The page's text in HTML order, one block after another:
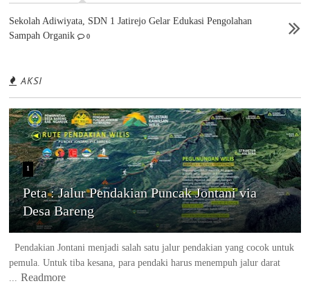
Sekolah Adiwiyata, SDN 1 Jatirejo Gelar Edukasi Pengolahan
Sampah Organik
0
AKSI
1
Peta : Jalur Pendakian Puncak Jontani via
Desa Bareng
Pendakian Jontani menjadi salah satu jalur pendakian yang cocok untuk
pemula. Untuk tiba kesana, para pendaki harus menempuh jalur darat
Readmore